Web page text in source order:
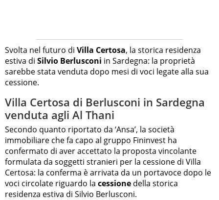
Svolta nel futuro di Villa Certosa, la storica residenza
estiva di Silvio Berlusconi in Sardegna: la proprietà
sarebbe stata venduta dopo mesi di voci legate alla sua
cessione.
Villa Certosa di Berlusconi in Sardegna
venduta agli Al Thani
Secondo quanto riportato da ‘Ansa’, la società
immobiliare che fa capo al gruppo Fininvest ha
confermato di aver accettato la proposta vincolante
formulata da soggetti stranieri per la cessione di Villa
Certosa: la conferma è arrivata da un portavoce dopo le
voci circolate riguardo la cessione della storica
residenza estiva di Silvio Berlusconi.